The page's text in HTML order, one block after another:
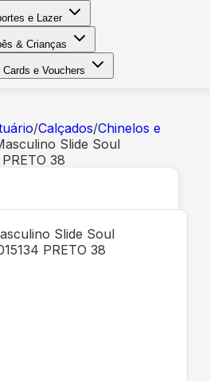
e Lazer
& Crianças
Cards e Vouchers
/Calçados/Chinelos e
Slide Soul
38